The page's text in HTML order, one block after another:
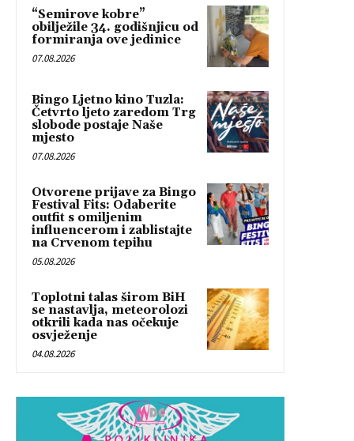
“Semirove kobre”
obilježile 34. godišnjicu od
formiranja ove jedinice
07.08.2026
Bingo Ljetno kino Tuzla:
Četvrto ljeto zaredom Trg
slobode postaje Naše
mjesto
07.08.2026
Otvorene prijave za Bingo
Festival Fits: Odaberite
outfit s omiljenim
influencerom i zablistajte
na Crvenom tepihu
05.08.2026
Toplotni talas širom BiH
se nastavlja, meteorolozi
otkrili kada nas očekuje
osvježenje
04.08.2026